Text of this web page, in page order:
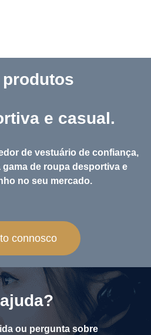
e casual.
de vestuário de confiança,
de roupa desportiva e
no seu mercado.
connosco
ou pergunta sobre